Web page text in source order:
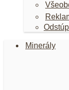
Minerály